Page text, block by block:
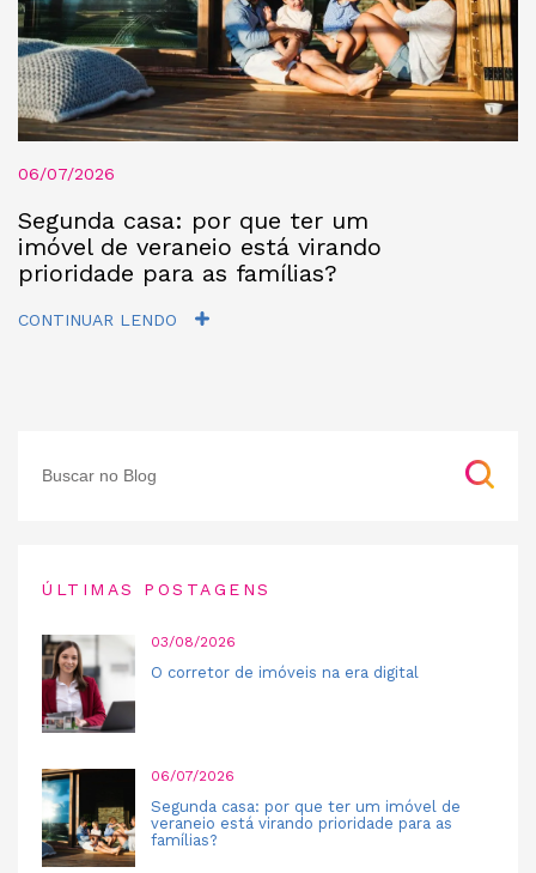
06/07/2026
Segunda casa: por que ter um
imóvel de veraneio está virando
prioridade para as famílias?
CONTINUAR LENDO
ÚLTIMAS POSTAGENS
03/08/2026
O corretor de imóveis na era digital
06/07/2026
Segunda casa: por que ter um imóvel de
veraneio está virando prioridade para as
famílias?